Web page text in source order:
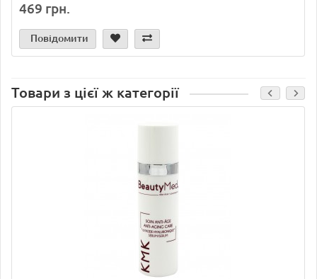
469 грн.
Повідомити
Товари з цієї ж категорії